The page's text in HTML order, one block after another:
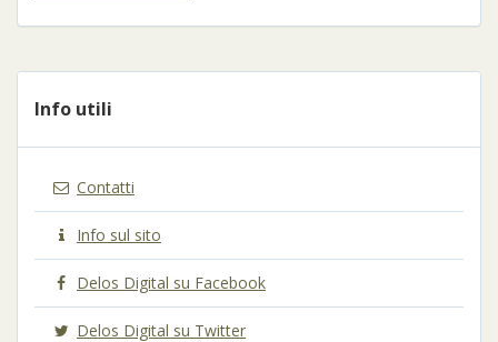
Info utili
Contatti
Info sul sito
Delos Digital su Facebook
Delos Digital su Twitter